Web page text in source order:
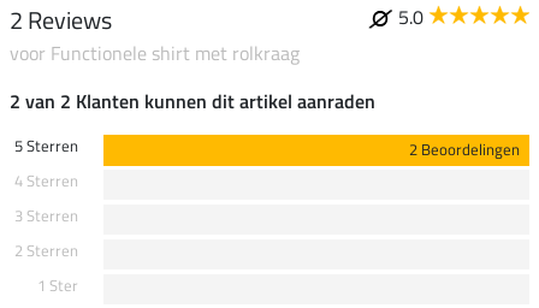
2 Reviews
5.0
voor Functionele shirt met rolkraag
2 van 2 Klanten kunnen dit artikel aanraden
5 Sterren
2 Beoordelingen
4 Sterren
3 Sterren
2 Sterren
1 Ster